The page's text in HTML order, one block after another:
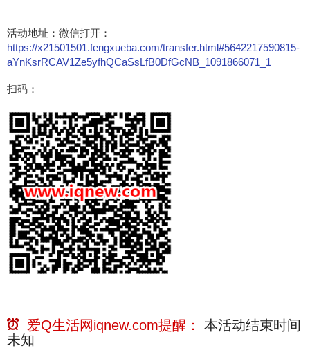
活动地址：微信打开：
https://x21501501.fengxueba.com/transfer.html#5642217590815-
aYnKsrRCAV1Ze5yfhQCaSsLfB0DfGcNB_1091866071_1
扫码：
爱Q生活网iqnew.com提醒：
本活动结束时间
未知